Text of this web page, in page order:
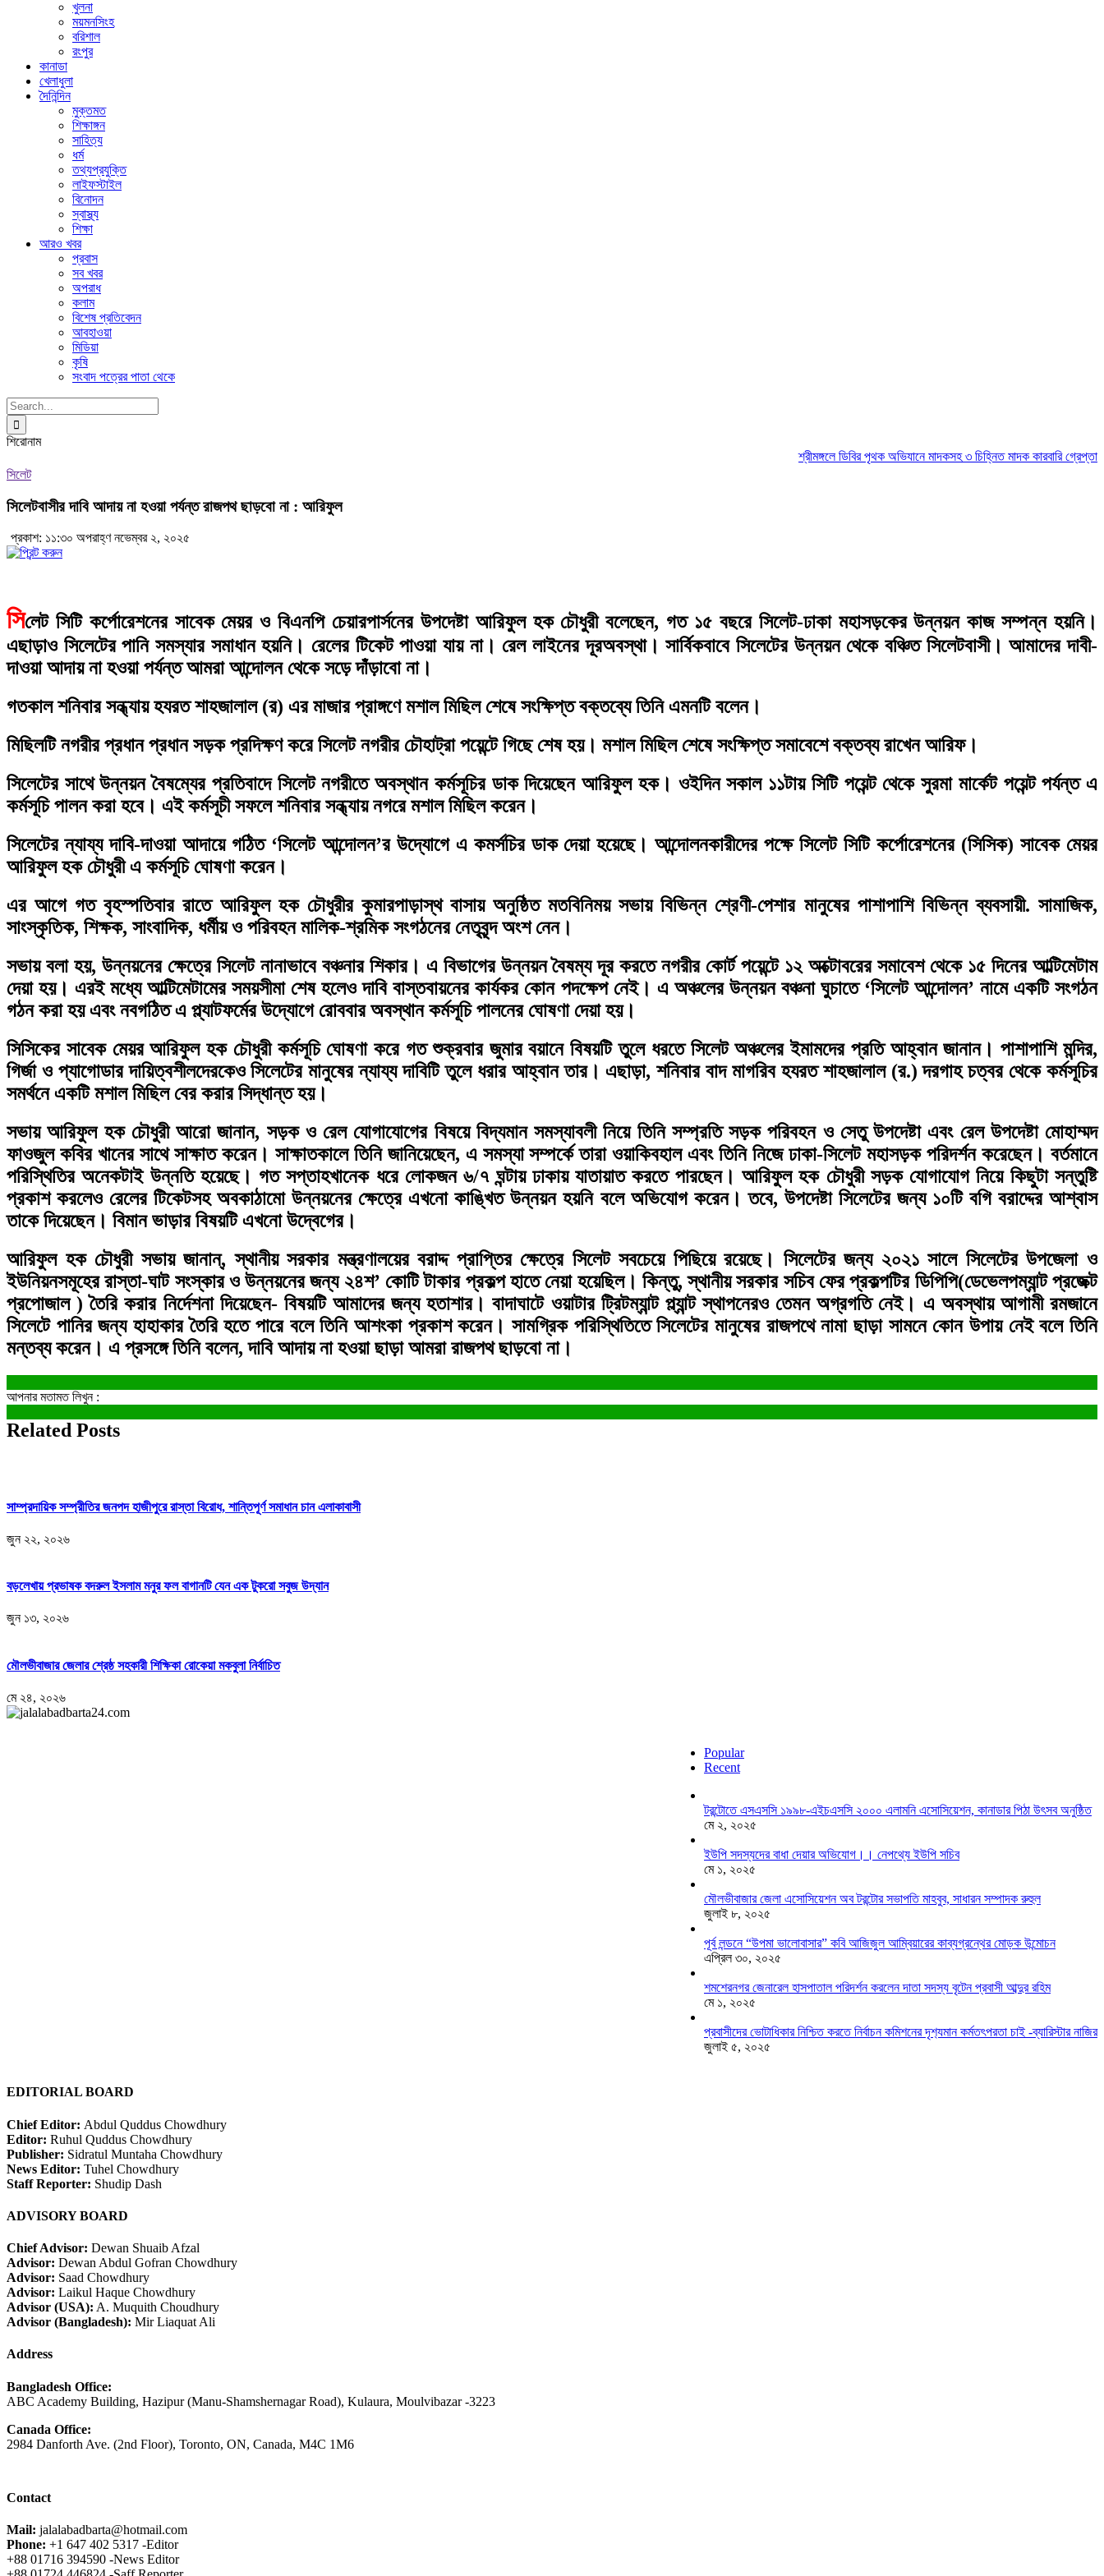
খুলনা
ময়মনসিংহ
বরিশাল
রংপুর
কানাডা
খেলাধুলা
দৈনিন্দিন
মুক্তমত
শিক্ষাঙ্গন
সাহিত্য
ধর্ম
তথ্যপ্রযুক্তি
লাইফস্টাইল
বিনোদন
স্বাস্থ্য
শিক্ষা
আরও খবর
প্রবাস
সব খবর
অপরাধ
কলাম
বিশেষ প্রতিবেদন
আবহাওয়া
মিডিয়া
কৃষি
সংবাদ পত্রের পাতা থেকে
Search
for:
শিরোনাম
শ্রীমঙ্গলে ডিবির পৃথক অভিযানে মাদকসহ ৩ চিহ্নিত মাদক কারবারি গ্রেপ্তার
সিলেট
সিলেটবাসীর দাবি আদায় না হওয়া পর্যন্ত রাজপথ ছাড়বো না : আরিফুল
প্রকাশ: ১১:৩০ অপরাহ্ণ নভেম্বর ২, ২০২৫
সিলেট সিটি কর্পোরেশনের সাবেক মেয়র ও বিএনপি চেয়ারপার্সনের উপদেষ্টা আরিফুল হক চৌধুরী বলেছেন, গত ১৫ বছরে সিলেট-ঢাকা মহাসড়কের উন্নয়ন কাজ সম্পন্ন হয়নি।
এছাড়াও সিলেটের পানি সমস্যার সমাধান হয়নি। রেলের টিকেট পাওয়া যায় না। রেল লাইনের দূরঅবস্থা। সার্বিকবাবে সিলেটের উন্নয়ন থেকে বঞ্চিত সিলেটবাসী। আমাদের দাবী-
দাওয়া আদায় না হওয়া পর্যন্ত আমরা আন্দোলন থেকে সড়ে দাঁড়াবো না।
গতকাল শনিবার সন্ধ্যায় হযরত শাহজালাল (র) এর মাজার প্রাঙ্গণে মশাল মিছিল শেষে সংক্ষিপ্ত বক্তব্যে তিনি এমনটি বলেন।
মিছিলটি নগরীর প্রধান প্রধান সড়ক প্রদিক্ষণ করে সিলেট নগরীর চৌহাট্রা পয়েন্টে গিছে শেষ হয়। মশাল মিছিল শেষে সংক্ষিপ্ত সমাবেশে বক্তব্য রাখেন আরিফ।
সিলেটের সাথে উন্নয়ন বৈষম্যের প্রতিবাদে সিলেট নগরীতে অবস্থান কর্মসূচির ডাক দিয়েছেন আরিফুল হক। ওইদিন সকাল ১১টায় সিটি পয়েন্ট থেকে সুরমা মার্কেট পয়েন্ট পর্যন্ত এ
কর্মসূচি পালন করা হবে। এই কর্মসূচী সফলে শনিবার সন্ধ্যায় নগরে মশাল মিছিল করেন।
সিলেটের ন্যায্য দাবি-দাওয়া আদায়ে গঠিত ‘সিলেট আন্দোলন’র উদ্যোগে এ কমর্সচির ডাক দেয়া হয়েছে। আন্দোলনকারীদের পক্ষে সিলেট সিটি কর্পোরেশনের (সিসিক) সাবেক মেয়র
আরিফুল হক চৌধুরী এ কর্মসূচি ঘোষণা করেন।
এর আগে গত বৃহস্পতিবার রাতে আরিফুল হক চৌধুরীর কুমারপাড়াস্থ বাসায় অনুষ্ঠিত মতবিনিময় সভায় বিভিন্ন শ্রেণী-পেশার মানুষের পাশাপাশি বিভিন্ন ব্যবসায়ী. সামাজিক,
সাংস্কৃতিক, শিক্ষক, সাংবাদিক, ধর্মীয় ও পরিবহন মালিক-শ্রমিক সংগঠনের নেতৃবৃন্দ অংশ নেন।
সভায় বলা হয়, উন্নয়নের ক্ষেত্রে সিলেট নানাভাবে বঞ্চনার শিকার। এ বিভাগের উন্নয়ন বৈষম্য দূর করতে নগরীর কোর্ট পয়েন্টে ১২ অক্টোবরের সমাবেশ থেকে ১৫ দিনের আল্টিমেটাম
দেয়া হয়। এরই মধ্যে আল্টিমেটামের সময়সীমা শেষ হলেও দাবি বাস্তবায়নের কার্যকর কোন পদক্ষেপ নেই। এ অঞ্চলের উন্নয়ন বঞ্চনা ঘুচাতে ‘সিলেট আন্দোলন’ নামে একটি সংগঠন
গঠন করা হয় এবং নবগঠিত এ প্ল্যাটফর্মের উদ্যোগে রোববার অবস্থান কর্মসূচি পালনের ঘোষণা দেয়া হয়।
সিসিকের সাবেক মেয়র আরিফুল হক চৌধুরী কর্মসূচি ঘোষণা করে গত শুক্রবার জুমার বয়ানে বিষয়টি তুলে ধরতে সিলেট অঞ্চলের ইমামদের প্রতি আহ্বান জানান। পাশাপাশি মন্দির,
গির্জা ও প্যাগোডার দায়িত্বশীলদেরকেও সিলেটের মানুষের ন্যায্য দাবিটি তুলে ধরার আহ্বান তার। এছাড়া, শনিবার বাদ মাগরিব হযরত শাহজালাল (র.) দরগাহ চত্বর থেকে কর্মসূচির
সমর্থনে একটি মশাল মিছিল বের করার সিদ্ধান্ত হয়।
সভায় আরিফুল হক চৌধুরী আরো জানান, সড়ক ও রেল যোগাযোগের বিষয়ে বিদ্যমান সমস্যাবলী নিয়ে তিনি সম্প্রতি সড়ক পরিবহন ও সেতু উপদেষ্টা এবং রেল উপদেষ্টা মোহাম্মদ
ফাওজুল কবির খানের সাথে সাক্ষাত করেন। সাক্ষাতকালে তিনি জানিয়েছেন, এ সমস্যা সম্পর্কে তারা ওয়াকিবহাল এবং তিনি নিজে ঢাকা-সিলেট মহাসড়ক পরিদর্শন করেছেন। বর্তমানে
পরিস্থিতির অনেকটাই উন্নতি হয়েছে। গত সপ্তাহখানেক ধরে লোকজন ৬/৭ ঘন্টায় ঢাকায় যাতায়াত করতে পারছেন। আরিফুল হক চৌধুরী সড়ক যোগাযোগ নিয়ে কিছুটা সন্তুষ্টি
প্রকাশ করলেও রেলের টিকেটসহ অবকাঠামো উন্নয়নের ক্ষেত্রে এখনো কাঙ্খিত উন্নয়ন হয়নি বলে অভিযোগ করেন। তবে, উপদেষ্টা সিলেটের জন্য ১০টি বগি বরাদ্দের আশ্বাস
তাকে দিয়েছেন। বিমান ভাড়ার বিষয়টি এখনো উদ্বেগের।
আরিফুল হক চৌধুরী সভায় জানান্, স্থানীয় সরকার মন্ত্রণালয়ের বরাদ্দ প্রাপ্তির ক্ষেত্রে সিলেট সবচেয়ে পিছিয়ে রয়েছে। সিলেটের জন্য ২০২১ সালে সিলেটের উপজেলা ও
ইউনিয়নসমূহের রাস্তা-ঘাট সংস্কার ও উন্নয়নের জন্য ২৪শ’ কোটি টাকার প্রকল্প হাতে নেয়া হয়েছিল। কিন্তু, স্থানীয় সরকার সচিব ফের প্রকল্পটির ডিপিপি(ডেভেলপম্যান্ট প্রজেক্ট
প্রপোজাল ) তৈরি করার নির্দেশনা দিয়েছেন- বিষয়টি আমাদের জন্য হতাশার। বাদাঘাটে ওয়াটার ট্রিটম্যান্ট প্ল্যান্ট স্থাপনেরও তেমন অগ্রগতি নেই। এ অবস্থায় আগামী রমজানে
সিলেটে পানির জন্য হাহাকার তৈরি হতে পারে বলে তিনি আশংকা প্রকাশ করেন। সামগ্রিক পরিস্থিতিতে সিলেটের মানুষের রাজপথে নামা ছাড়া সামনে কোন উপায় নেই বলে তিনি
মন্তব্য করেন। এ প্রসঙ্গে তিনি বলেন, দাবি আদায় না হওয়া ছাড়া আমরা রাজপথ ছাড়বো না।
আপনার মতামত লিখুন :
Related Posts
সাম্প্রদায়িক সম্প্রীতির জনপদ হাজীপুরে রাস্তা বিরোধ, শান্তিপূর্ণ সমাধান চান এলাকাবাসী
জুন ২২, ২০২৬
বড়লেখায় প্রভাষক বদরুল ইসলাম মনুর ফল বাগানটি যেন এক টুকরো সবুজ উদ্যান
জুন ১৩, ২০২৬
মৌলভীবাজার জেলার শ্রেষ্ঠ সহকারী শিক্ষিকা রোকেয়া মকবুলা নির্বাচিত
মে ২৪, ২০২৬
Popular
Recent
টরন্টোতে এসএসসি ১৯৯৮-এইচএসসি ২০০০ এলামনি এসোসিয়েশন, কানাডার পিঠা উৎসব অনুষ্ঠিত
মে ২, ২০২৫
ইউপি সদস্যদের বাধা দেয়ার অভিযোগ।। নেপথ্যে ইউপি সচিব
মে ১, ২০২৫
মৌলভীবাজার জেলা এসোসিয়েশন অব টরন্টোর সভাপতি মাহবুব, সাধারন সম্পাদক রুহুল
জুলাই ৮, ২০২৫
পূর্ব লন্ডনে “উপমা ভালোবাসার” কবি আজিজুল আম্বিয়ারের কাব্যগ্রন্থের মোড়ক উন্মোচন
এপ্রিল ৩০, ২০২৫
শমশেরনগর জেনারেল হাসপাতাল পরিদর্শন করলেন দাতা সদস্য বৃটেন প্রবাসী আব্দুর রহিম
মে ১, ২০২৫
প্রবাসীদের ভোটাধিকার নিশ্চিত করতে নির্বাচন কমিশনের দৃশ‍্যমান কর্মতৎপরতা চাই -ব্যারিস্টার নাজির
জুলাই ৫, ২০২৫
EDITORIAL BOARD
Chief Editor: Abdul Quddus Chowdhury
Editor: Ruhul Quddus Chowdhury
Publisher: Sidratul Muntaha Chowdhury
News Editor: Tuhel Chowdhury
Staff Reporter: Shudip Dash
ADVISORY BOARD
Chief Advisor: Dewan Shuaib Afzal
Advisor: Dewan Abdul Gofran Chowdhury
Advisor: Saad Chowdhury
Advisor: Laikul Haque Chowdhury
Advisor (USA): A. Muquith Choudhury
Advisor (Bangladesh): Mir Liaquat Ali
Address
Bangladesh Office:
ABC Academy Building, Hazipur (Manu-Shamshernagar Road), Kulaura, Moulvibazar -3223
Canada Office:
2984 Danforth Ave. (2nd Floor), Toronto, ON, Canada, M4C 1M6
Contact
Mail: jalalabadbarta@hotmail.com
Phone: +1 647 402 5317 -Editor
+88 01716 394590 -News Editor